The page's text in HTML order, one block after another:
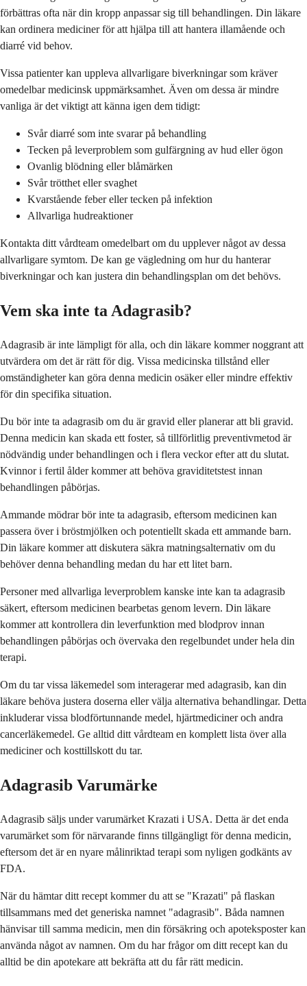
förbättras ofta när din kropp anpassar sig till behandlingen. Din läkare
kan ordinera mediciner för att hjälpa till att hantera illamående och
diarré vid behov.
Vissa patienter kan uppleva allvarligare biverkningar som kräver
omedelbar medicinsk uppmärksamhet. Även om dessa är mindre
vanliga är det viktigt att känna igen dem tidigt:
Svår diarré som inte svarar på behandling
Tecken på leverproblem som gulfärgning av hud eller ögon
Ovanlig blödning eller blåmärken
Svår trötthet eller svaghet
Kvarstående feber eller tecken på infektion
Allvarliga hudreaktioner
Kontakta ditt vårdteam omedelbart om du upplever något av dessa
allvarligare symtom. De kan ge vägledning om hur du hanterar
biverkningar och kan justera din behandlingsplan om det behövs.
Vem ska inte ta Adagrasib?
Adagrasib är inte lämpligt för alla, och din läkare kommer noggrant att
utvärdera om det är rätt för dig. Vissa medicinska tillstånd eller
omständigheter kan göra denna medicin osäker eller mindre effektiv
för din specifika situation.
Du bör inte ta adagrasib om du är gravid eller planerar att bli gravid.
Denna medicin kan skada ett foster, så tillförlitlig preventivmetod är
nödvändig under behandlingen och i flera veckor efter att du slutat.
Kvinnor i fertil ålder kommer att behöva graviditetstest innan
behandlingen påbörjas.
Ammande mödrar bör inte ta adagrasib, eftersom medicinen kan
passera över i bröstmjölken och potentiellt skada ett ammande barn.
Din läkare kommer att diskutera säkra matningsalternativ om du
behöver denna behandling medan du har ett litet barn.
Personer med allvarliga leverproblem kanske inte kan ta adagrasib
säkert, eftersom medicinen bearbetas genom levern. Din läkare
kommer att kontrollera din leverfunktion med blodprov innan
behandlingen påbörjas och övervaka den regelbundet under hela din
terapi.
Om du tar vissa läkemedel som interagerar med adagrasib, kan din
läkare behöva justera doserna eller välja alternativa behandlingar. Detta
inkluderar vissa blodförtunnande medel, hjärtmediciner och andra
cancerläkemedel. Ge alltid ditt vårdteam en komplett lista över alla
mediciner och kosttillskott du tar.
Adagrasib Varumärke
Adagrasib säljs under varumärket Krazati i USA. Detta är det enda
varumärket som för närvarande finns tillgängligt för denna medicin,
eftersom det är en nyare målinriktad terapi som nyligen godkänts av
FDA.
När du hämtar ditt recept kommer du att se "Krazati" på flaskan
tillsammans med det generiska namnet "adagrasib". Båda namnen
hänvisar till samma medicin, men din försäkring och apoteksposter kan
använda något av namnen. Om du har frågor om ditt recept kan du
alltid be din apotekare att bekräfta att du får rätt medicin.